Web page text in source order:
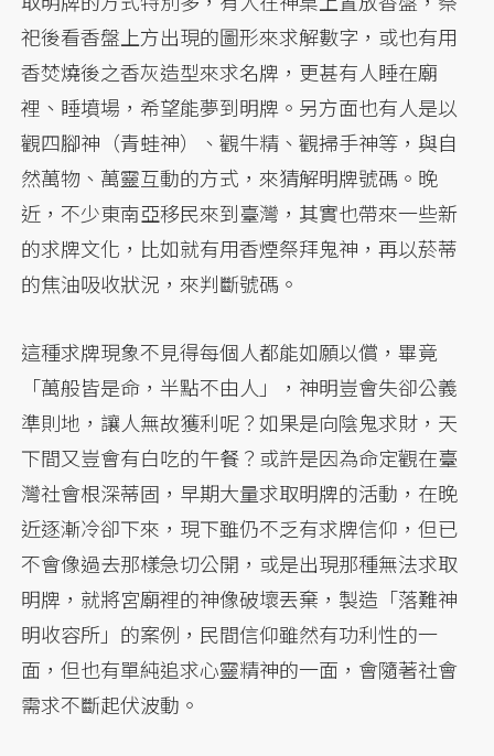
祀後看香盤上方出現的圖形來求解數字，或也有用
香焚燒後之香灰造型來求名牌，更甚有人睡在廟
裡、睡墳場，希望能夢到明牌。另方面也有人是以
觀四腳神（青蛙神）、觀牛精、觀掃手神等，與自
然萬物、萬靈互動的方式，來猜解明牌號碼。晚
近，不少東南亞移民來到臺灣，其實也帶來一些新
的求牌文化，比如就有用香煙祭拜鬼神，再以菸蒂
的焦油吸收狀況，來判斷號碼。
這種求牌現象不見得每個人都能如願以償，畢竟
「萬般皆是命，半點不由人」，神明豈會失卻公義
準則地，讓人無故獲利呢？如果是向陰鬼求財，天
下間又豈會有白吃的午餐？或許是因為命定觀在臺
灣社會根深蒂固，早期大量求取明牌的活動，在晚
近逐漸冷卻下來，現下雖仍不乏有求牌信仰，但已
不會像過去那樣急切公開，或是出現那種無法求取
明牌，就將宮廟裡的神像破壞丟棄，製造「落難神
明收容所」的案例，民間信仰雖然有功利性的一
面，但也有單純追求心靈精神的一面，會隨著社會
需求不斷起伏波動。